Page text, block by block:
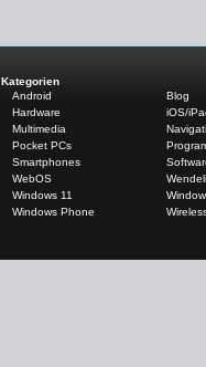
Kategorien
Android
Blog
Hardware
iOS/
Multimedia
Pocket PCs
Smartphones
WebOS
Windows 11
Windows Phone